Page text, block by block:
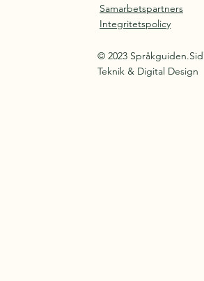
Samarbetspartners
Integritetspolicy
© 2023
Teknik & Digital Design